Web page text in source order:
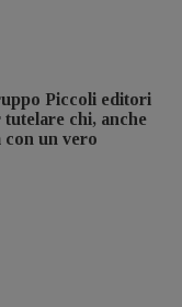
Piccoli editori
chi, anche
con un vero